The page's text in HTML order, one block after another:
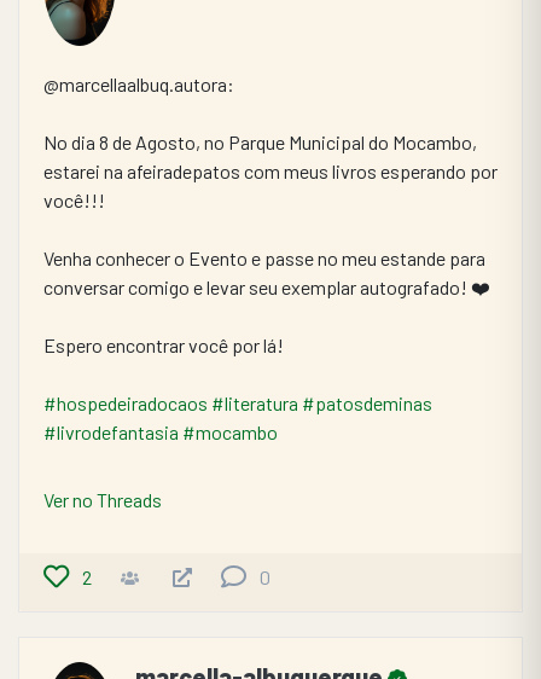
@marcellaalbuq.autora:
No dia 8 de Agosto, no Parque Municipal do Mocambo,
estarei na afeiradepatos com meus livros esperando por
você!!!
Venha conhecer o Evento e passe no meu estande para
conversar comigo e levar seu exemplar autografado! ❤️
Espero encontrar você por lá!
#hospedeiradocaos #literatura #patosdeminas
#livrodefantasia #mocambo
Ver no Threads
2 0